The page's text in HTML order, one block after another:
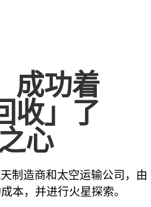
成功着
收」了
心
制造商和太空运输公司，由
本，并进行火星探索。